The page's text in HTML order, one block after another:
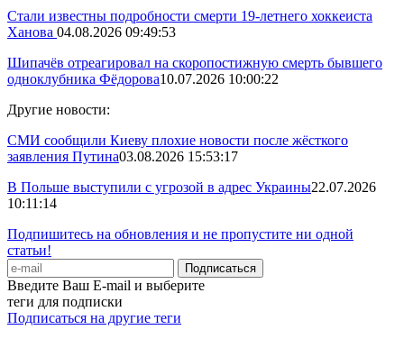
Стали известны подробности смерти 19-летнего хоккеиста
Ханова 04.08.2026 09:49:53
Шипачёв отреагировал на скоропостижную смерть бывшего
одноклубника Фёдорова10.07.2026 10:00:22
Другие новости:
СМИ сообщили Киеву плохие новости после жёсткого
заявления Путина03.08.2026 15:53:17
В Польше выступили с угрозой в адрес Украины22.07.2026
10:11:14
Подпишитесь на обновления и не пропустите ни одной
статьи!
Введите Ваш E-mail и выберите
теги для подписки
Подписаться на другие теги